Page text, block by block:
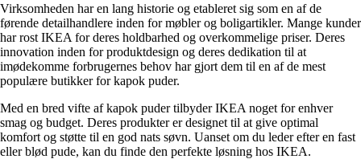
Virksomheden har en lang historie og etableret sig som en af de
førende detailhandlere inden for møbler og boligartikler. Mange kunder
har rost IKEA for deres holdbarhed og overkommelige priser. Deres
innovation inden for produktdesign og deres dedikation til at
imødekomme forbrugernes behov har gjort dem til en af de mest
populære butikker for kapok puder.
Med en bred vifte af kapok puder tilbyder IKEA noget for enhver
smag og budget. Deres produkter er designet til at give optimal
komfort og støtte til en god nats søvn. Uanset om du leder efter en fast
eller blød pude, kan du finde den perfekte løsning hos IKEA.